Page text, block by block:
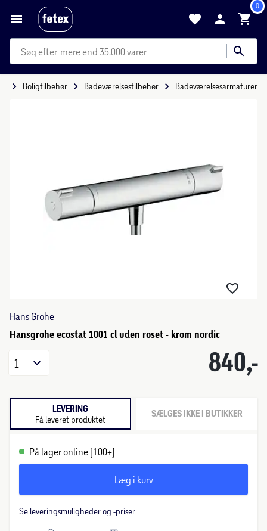
0
mere end 35.000 varer
Boligtilbehør Badeværelsestilbehør Badeværelsesarmaturer
Hans Grohe
Hansgrohe ecostat 1001 cl uden roset - krom nordic
840,-
1
LEVERING
Få leveret produktet SÆLGES IKKE I BUTIKKER
På lager online (100+)
Læg i kurv
Se leveringsmuligheder og -priser